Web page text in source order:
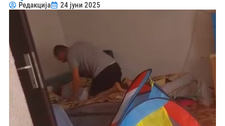
Редакција 24 јуни 2025